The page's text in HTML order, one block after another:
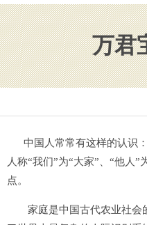
万君
中国人常常有这样的认识：
人称“我们”为“大家”、“他人
点。
家庭是中国古代农业社会的